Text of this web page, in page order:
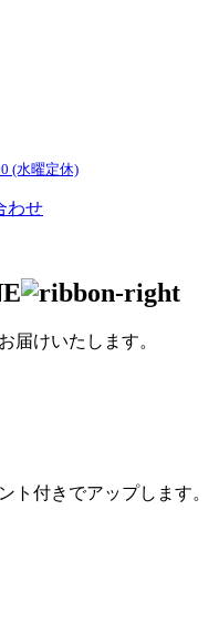
(水曜定休)
わせ
届けいたします。
ト付きでアップします。